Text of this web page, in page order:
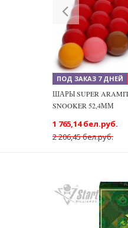
Previous
ПОД ЗАКАЗ 7 ДНЕЙ
ШАРЫ SUPER
SNOOKER 52,4ММ
2 206,45 бел.руб.
1 765,14 бел.руб.